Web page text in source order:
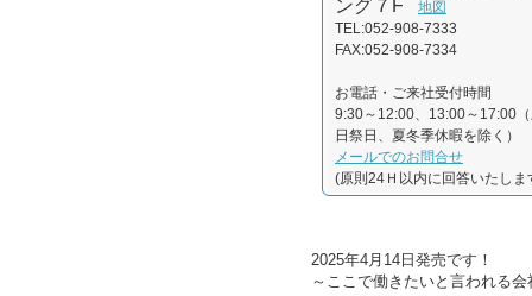
ング７F
地図
TEL:052-908-7333
FAX:052-908-7334
お電話・ご来社受付時間
9:30～12:00、13:00～17:00（
日祭日、夏冬季休暇を除く）
メールでのお問合せ
(原則24Ｈ以内に回答いたしま
2025年4月14日発売です！
～ここで働きたいと言われる会